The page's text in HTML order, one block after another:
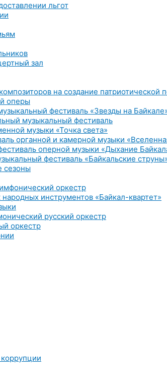
льгот
зал
на создание патриотической
оперы
фестиваль «Звезды на
музыкальный фестиваль
музыки «Точка света»
органной и камерной музыки
оперной музыки «Дыхание
фестиваль «Байкальские
сезоны
оркестр
инструментов «Байкал-квартет»
русский оркестр
оркестр